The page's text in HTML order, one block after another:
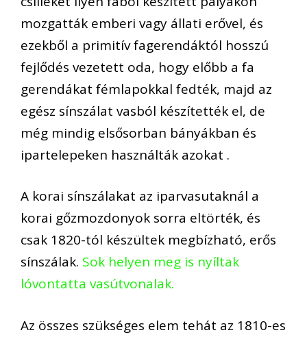
mozgatták emberi vagy állati erővel, és
ezekből a primitív fagerendáktól hosszú
fejlődés vezetett oda, hogy előbb a fa
gerendákat fémlapokkal fedték, majd az
egész sínszálat vasból készítették el, de
még mindig elsősorban bányákban és
ipartelepeken használták azokat .
A korai sínszálakat az iparvasutaknál a
korai gőzmozdonyok sorra eltörték, és
csak 1820-tól készültek megbízható, erős
sínszálak. Sok helyen meg is nyíltak
lóvontatta vasútvonalak.
Az összes szükséges elem tehát az 1810-es